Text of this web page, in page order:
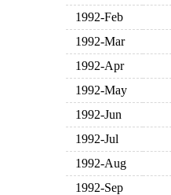
1992-Feb
1992-Mar
1992-Apr
1992-May
1992-Jun
1992-Jul
1992-Aug
1992-Sep